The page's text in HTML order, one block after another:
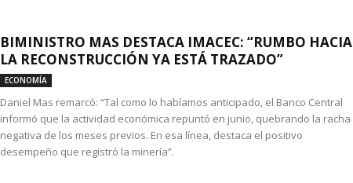
BIMINISTRO MAS DESTACA IMACEC: “RUMBO HACIA
LA RECONSTRUCCIÓN YA ESTÁ TRAZADO”
ECONOMÍA
Daniel Mas remarcó: “Tal como lo habíamos anticipado, el Banco Central
informó que la actividad económica repuntó en junio, quebrando la racha
negativa de los meses previos. En esa línea, destaca el positivo
desempeño que registró la minería”.